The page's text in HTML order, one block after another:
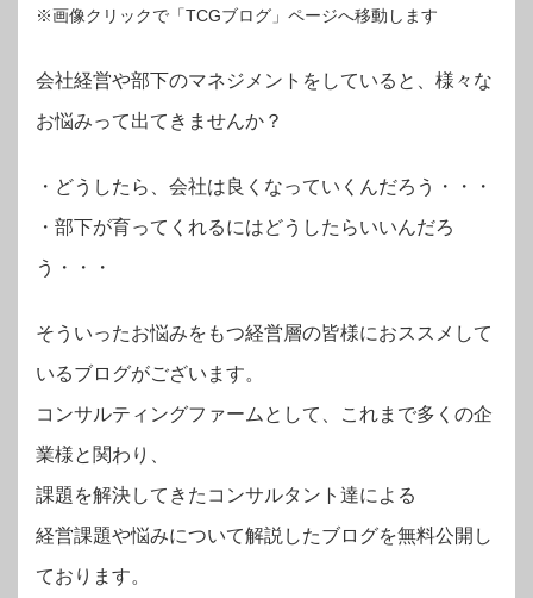
※画像クリックで「TCGブログ」ページへ移動します
会社経営や部下のマネジメントをしていると、様々な
お悩みって出てきませんか？
・ どうしたら、会社は良くなっていくんだろう・・・
・部下が育ってくれるにはどうしたらいいんだろ
う・・・
そういったお悩みをもつ経営層の皆様におススメして
いるブログがございます。
コンサルティングファームとして、これまで多くの企
業様と関わり、
課題を解決してきたコンサルタント達による
経営課題や悩みについて解説したブログを無料公開し
ております。